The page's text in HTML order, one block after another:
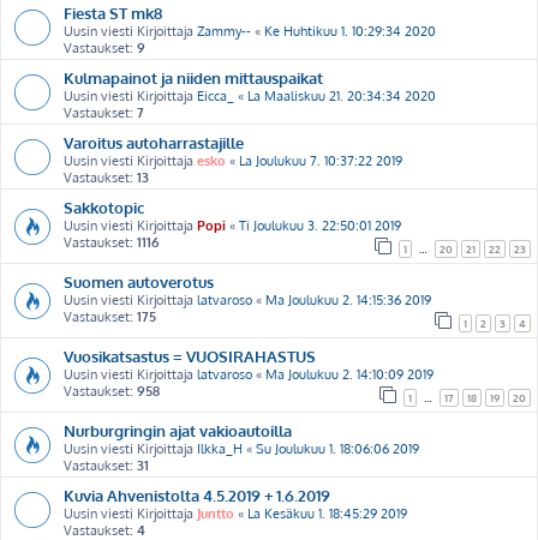
Fiesta ST mk8
Uusin viesti Kirjoittaja Zammy-- « Ke Huhtikuu 1. 10:29:34 2020
Vastaukset: 9
Kulmapainot ja niiden mittauspaikat
Uusin viesti Kirjoittaja Eicca_ « La Maaliskuu 21. 20:34:34 2020
Vastaukset: 7
Varoitus autoharrastajille
Uusin viesti Kirjoittaja esko « La Joulukuu 7. 10:37:22 2019
Vastaukset: 13
Sakkotopic
Uusin viesti Kirjoittaja Popi « Ti Joulukuu 3. 22:50:01 2019
Vastaukset: 1116 1 20 21 22 23
Suomen autoverotus
Uusin viesti Kirjoittaja latvaroso « Ma Joulukuu 2. 14:15:36 2019
Vastaukset: 175 1 2 3 4
Vuosikatsastus = VUOSIRAHASTUS
Uusin viesti Kirjoittaja latvaroso « Ma Joulukuu 2. 14:10:09 2019
Vastaukset: 958 1 17 18 19 20
Nurburgringin ajat vakioautoilla
Uusin viesti Kirjoittaja Ilkka_H « Su Joulukuu 1. 18:06:06 2019
Vastaukset: 31
Kuvia Ahvenistolta 4.5.2019 + 1.6.2019
Uusin viesti Kirjoittaja Juntto « La Kesäkuu 1. 18:45:29 2019
Vastaukset: 4